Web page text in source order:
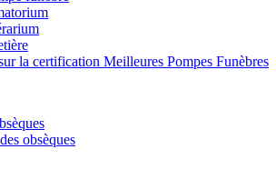
la certification Meilleures Pompes Funèbres
obsèques